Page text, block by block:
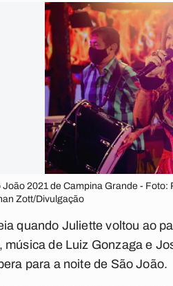
João 2021 de Campina Grande -
Zott/Divulgação
quando Juliette voltou ao
música de Luiz Gonzaga e
para a noite de São João.